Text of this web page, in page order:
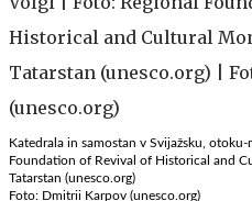
Katedrala in samostan v Svijažsku, otoku-
Foundation of Revival of Historical and
Tatarstan (unesco.org)
Foto: Dmitrii Karpov (unesco.org)